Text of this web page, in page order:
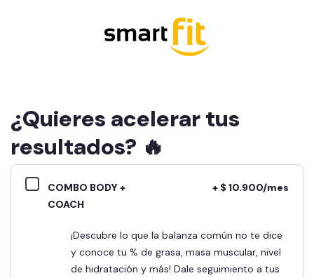
¿Quieres acelerar tus
resultados? 🔥
COMBO BODY +
COACH
+ $ 10.900/mes
¡Descubre lo que la balanza común no te dice
y conoce tu % de grasa, masa muscular, nivel
de hidratación y más! Dale seguimiento a tus